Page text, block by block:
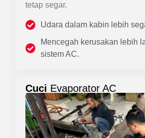
tetap segar.
Udara dalam kabin lebih
Mencegah kerusakan lebih
sistem AC.
Cuci Evaporator AC